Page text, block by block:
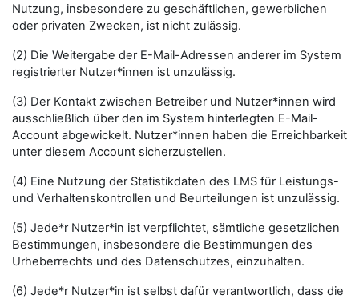
Nutzung, insbesondere zu geschäftlichen, gewerblichen
oder privaten Zwecken, ist nicht zulässig.
(2) Die Weitergabe der E-Mail-Adressen anderer im System
registrierter Nutzer*innen ist unzulässig.
(3) Der Kontakt zwischen Betreiber und Nutzer*innen wird
ausschließlich über den im System hinterlegten E-Mail-
Account abgewickelt. Nutzer*innen haben die Erreichbarkeit
unter diesem Account sicherzustellen.
(4) Eine Nutzung der Statistikdaten des LMS für Leistungs-
und Verhaltenskontrollen und Beurteilungen ist unzulässig.
(5) Jede*r Nutzer*in ist verpflichtet, sämtliche gesetzlichen
Bestimmungen, insbesondere die Bestimmungen des
Urheberrechts und des Datenschutzes, einzuhalten.
(6) Jede*r Nutzer*in ist selbst dafür verantwortlich, dass die